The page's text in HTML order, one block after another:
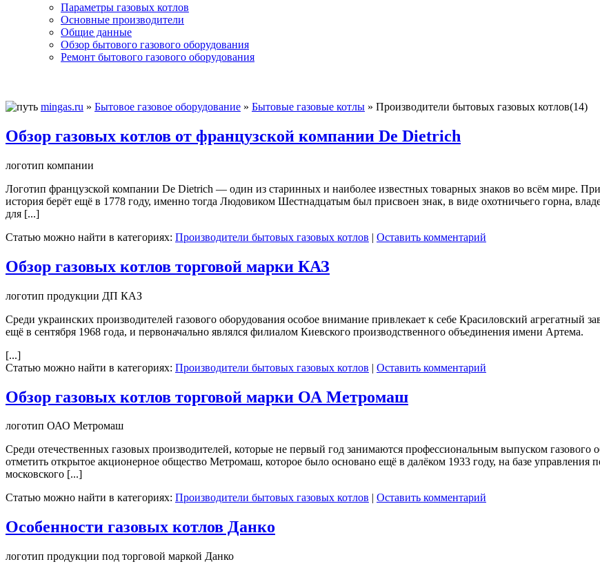
Параметры газовых котлов
Основные производители
Общие данные
Обзор бытового газового оборудования
Ремонт бытового газового оборудования
mingas.ru » Бытовое газовое оборудование » Бытовые газовые котлы » Производители бытовых газовых котлов(14)
Обзор газовых котлов от французской компании De Dietrich
логотип компании
Логотип французской компании De Dietrich — один из старинных и наиболее известных товарных знаков во всём мире.
история берёт ещё в 1778 году, именно тогда Людовиком Шестнадцатым был присвоен знак, в виде охотничьего горна,
для [...]
Статью можно найти в категориях: Производители бытовых газовых котлов | Оставить комментарий
Обзор газовых котлов торговой марки КАЗ
логотип продукции ДП КАЗ
Среди украинских производителей газового оборудования особое внимание привлекает к себе Красиловский агрегатный
ещё в сентября 1968 года, и первоначально являлся филиалом Киевского производственного объединения имени Артема.
[...]
Статью можно найти в категориях: Производители бытовых газовых котлов | Оставить комментарий
Обзор газовых котлов торговой марки ОА Метромаш
логотип ОАО Метромаш
Среди отечественных газовых производителей, которые не первый год занимаются профессиональным выпуском газового
отметить открытое акционерное общество Метромаш, которое было основано ещё в далёком 1933 году, на базе управления
московского [...]
Статью можно найти в категориях: Производители бытовых газовых котлов | Оставить комментарий
Особенности газовых котлов Данко
логотип продукции под торговой маркой Данко